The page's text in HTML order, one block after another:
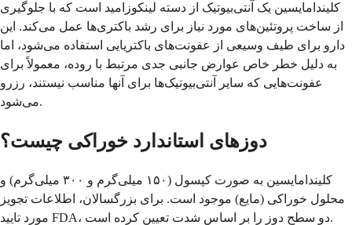
کلیندامایسین یک آنتی‌بیوتیک از دسته لینکوزامید است که با جلوگیری
از ساخت پروتئین‌های مورد نیاز برای رشد باکتری‌ها عمل می‌کند. این
دارو برای طیف وسیعی از عفونت‌های باکتریایی استفاده می‌شود، اما
به دلیل خطر خاص عوارض جانبی جدی مرتبط با روده، معمولاً برای
عفونت‌هایی که سایر آنتی‌بیوتیک‌ها برای آنها مناسب نیستند، رزرو
می‌شود.
دوزهای استاندارد خوراکی چیست؟
کلیندامایسین به صورت کپسول (۱۵۰ میلی‌گرم و ۳۰۰ میلی‌گرم) و
محلول خوراکی (مایع) موجود است. برای بزرگسالان، اطلاعات تجویز
مورد تایید FDA، دو سطح دوز را بر اساس شدت تعیین کرده است.